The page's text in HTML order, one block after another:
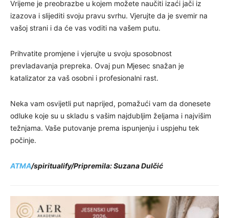
Vrijeme je preobrazbe u kojem možete naučiti izaći jači iz
izazova i slijediti svoju pravu svrhu. Vjerujte da je svemir na
vašoj strani i da će vas voditi na vašem putu.
Prihvatite promjene i vjerujte u svoju sposobnost
prevladavanja prepreka. Ovaj pun Mjesec snažan je
katalizator za vaš osobni i profesionalni rast.
Neka vam osvijetli put naprijed, pomažući vam da donesete
odluke koje su u skladu s vašim najdubljim željama i najvišim
težnjama. Vaše putovanje prema ispunjenju i uspjehu tek
počinje.
ATMA/spiritualify/Pripremila: Suzana Dulčić